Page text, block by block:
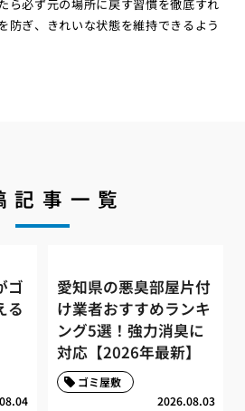
ら必ず元の場所に戻す習慣を徹底すれ
防ぎ、きれいな状態を維持できるよう
記事一覧
ゴ
る
愛知県の悪臭部屋片付
け業者おすすめランキ
ング5選！強力消臭に
対応【2026年最新】
2026.08.03
ゴミ屋敷